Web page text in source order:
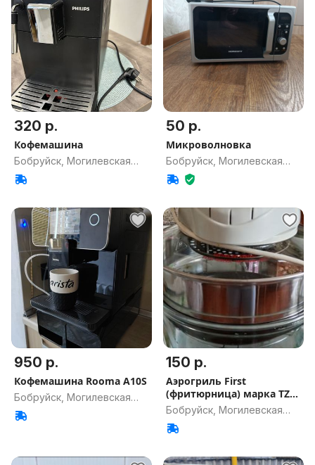
320 р.
Кофемашина
Бобруйск, Могилевская
обл.
50 р.
Микроволновка
Бобруйск, Могилевская
обл.
950 р.
Кофемашина Rooma A10S
Бобруйск, Могилевская
обл.
150 р.
Аэрогриль First
(фритюрница) марка TZO-
301
Бобруйск, Могилевская
обл.